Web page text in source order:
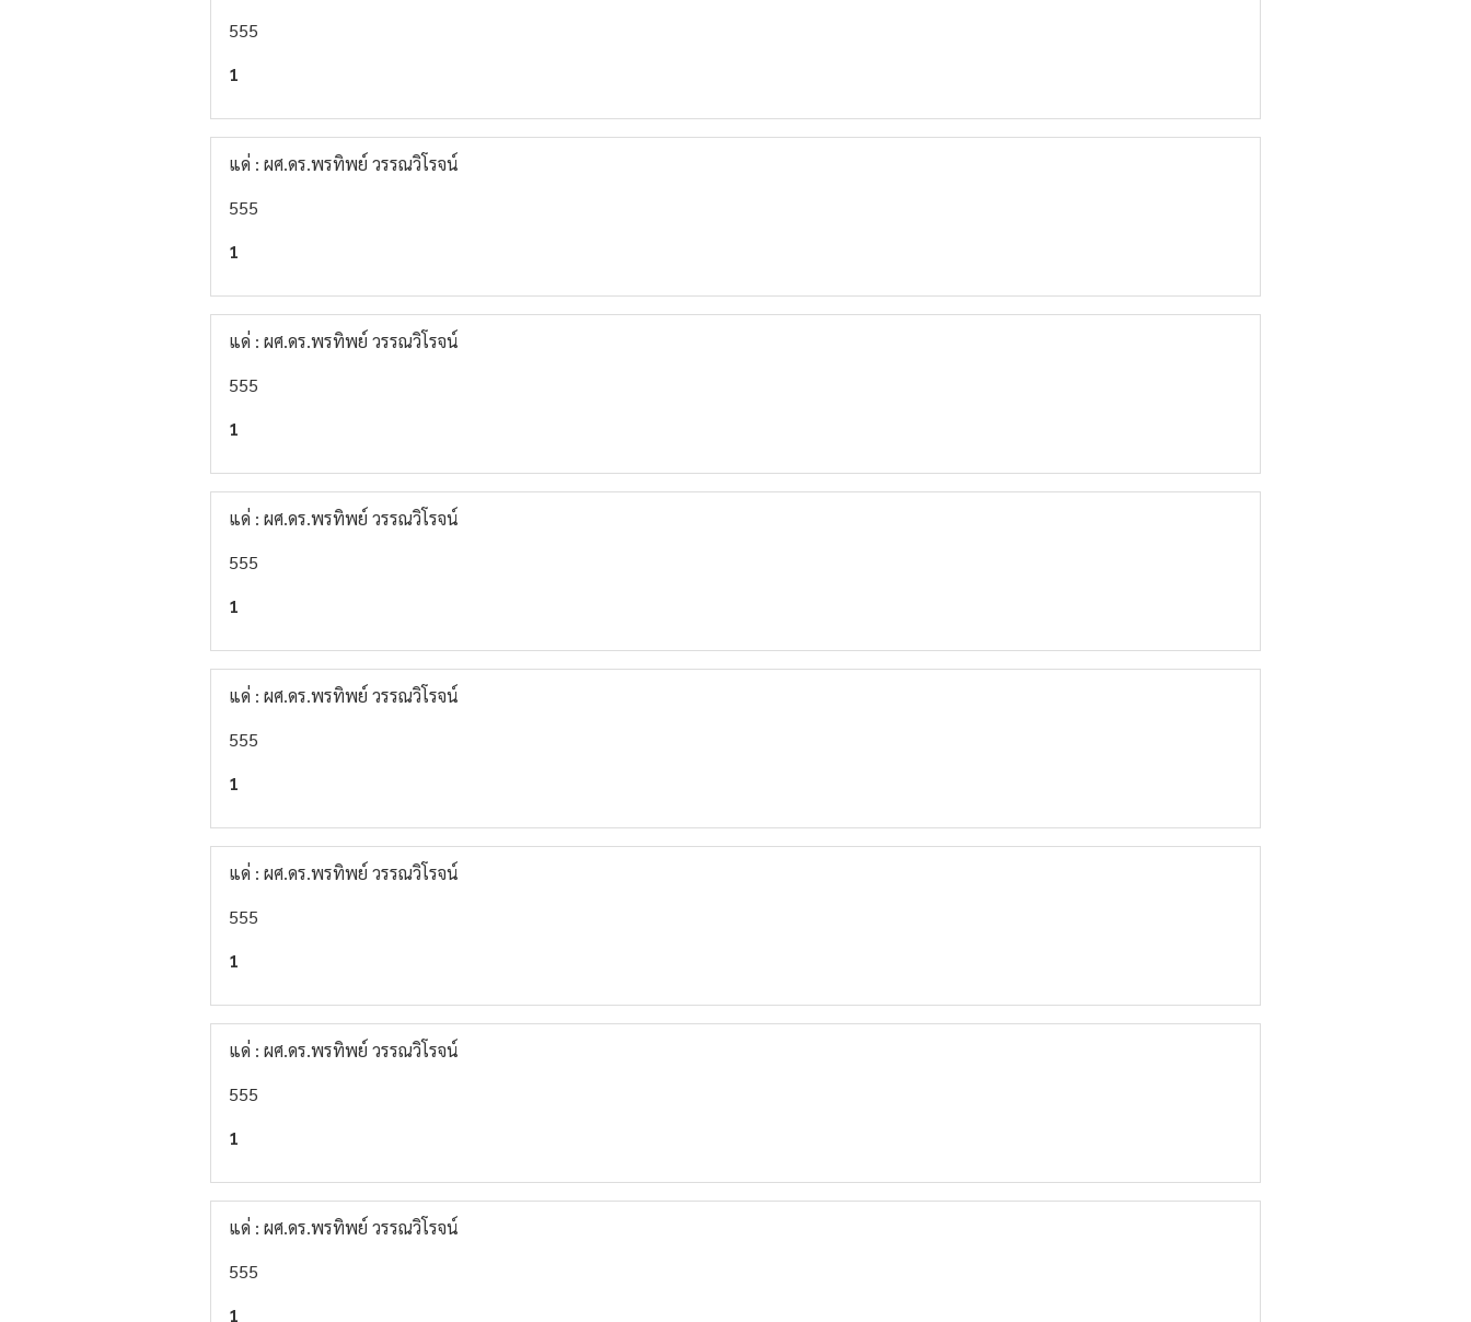
555
1
แด่ : ผศ.ดร.พรทิพย์ วรรณวิโรจน์
555
1
แด่ : ผศ.ดร.พรทิพย์ วรรณวิโรจน์
555
1
แด่ : ผศ.ดร.พรทิพย์ วรรณวิโรจน์
555
1
แด่ : ผศ.ดร.พรทิพย์ วรรณวิโรจน์
555
1
แด่ : ผศ.ดร.พรทิพย์ วรรณวิโรจน์
555
1
แด่ : ผศ.ดร.พรทิพย์ วรรณวิโรจน์
555
1
แด่ : ผศ.ดร.พรทิพย์ วรรณวิโรจน์
555
1